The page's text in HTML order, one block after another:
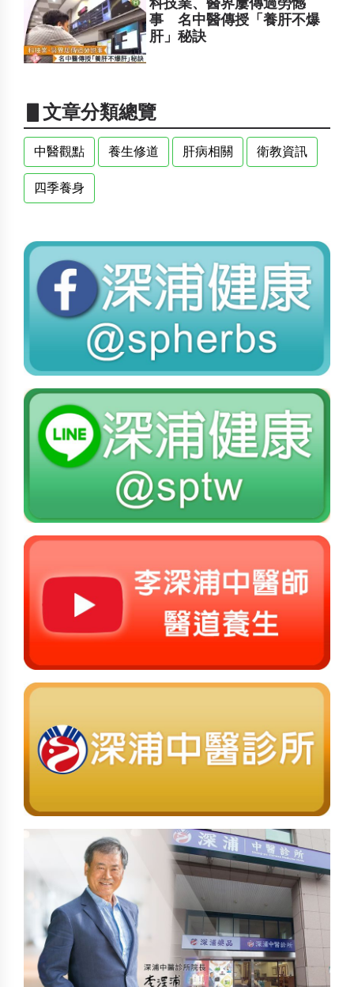
事 名中醫傳授「養肝不爆
肝」秘訣
▋文章分類總覽
中醫觀點 養生修道 肝病相關 衛教資訊
四季養身